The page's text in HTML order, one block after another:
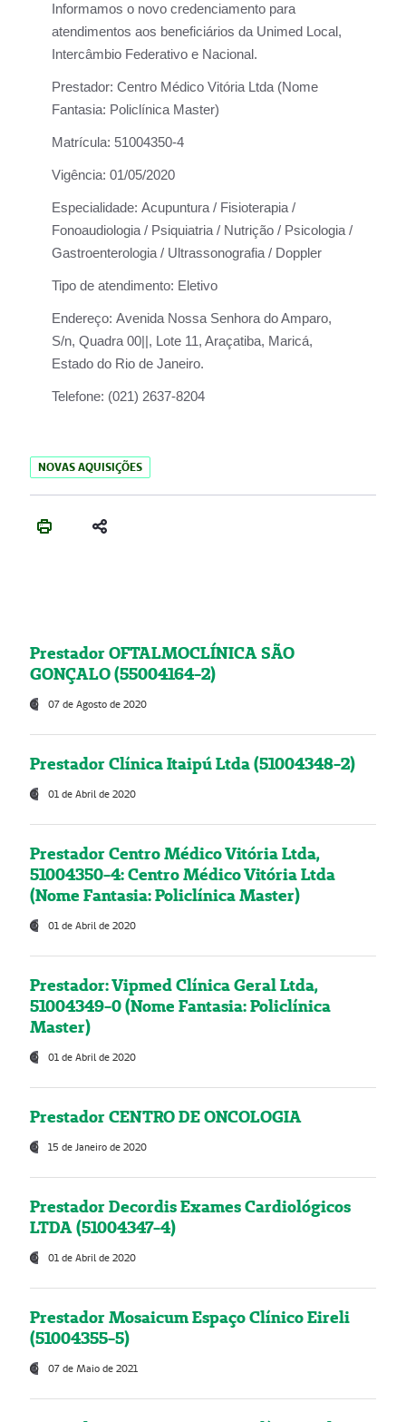
Informamos o novo credenciamento para
atendimentos aos beneficiários da Unimed Local,
Intercâmbio Federativo e Nacional.
Prestador: Centro Médico Vitória Ltda (Nome
Fantasia: Policlínica Master)
Matrícula: 51004350-4
Vigência: 01/05/2020
Especialidade: Acupuntura / Fisioterapia /
Fonoaudiologia / Psiquiatria / Nutrição / Psicologia /
Gastroenterologia / Ultrassonografia / Doppler
Tipo de atendimento: Eletivo
Endereço: Avenida Nossa Senhora do Amparo,
S/n, Quadra 00||, Lote 11, Araçatiba, Maricá,
Estado do Rio de Janeiro.
Telefone: (021) 2637-8204
NOVAS AQUISIÇÕES
Prestador OFTALMOCLÍNICA SÃO
GONÇALO (55004164-2)
07 de Agosto de 2020
Prestador Clínica Itaipú Ltda (51004348-2)
01 de Abril de 2020
Prestador Centro Médico Vitória Ltda,
51004350-4: Centro Médico Vitória Ltda
(Nome Fantasia: Policlínica Master)
01 de Abril de 2020
Prestador: Vipmed Clínica Geral Ltda,
51004349-0 (Nome Fantasia: Policlínica
Master)
01 de Abril de 2020
Prestador CENTRO DE ONCOLOGIA
15 de Janeiro de 2020
Prestador Decordis Exames Cardiológicos
LTDA (51004347-4)
01 de Abril de 2020
Prestador Mosaicum Espaço Clínico Eireli
(51004355-5)
07 de Maio de 2021